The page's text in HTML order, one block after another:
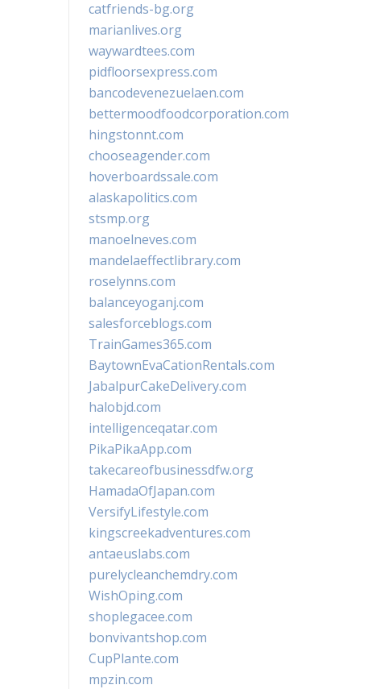
catfriends-bg.org
marianlives.org
waywardtees.com
pidfloorsexpress.com
bancodevenezuelaen.com
bettermoodfoodcorporation.com
hingstonnt.com
chooseagender.com
hoverboardssale.com
alaskapolitics.com
stsmp.org
manoelneves.com
mandelaeffectlibrary.com
roselynns.com
balanceyoganj.com
salesforceblogs.com
TrainGames365.com
BaytownEvaCationRentals.com
JabalpurCakeDelivery.com
halobjd.com
intelligenceqatar.com
PikaPikaApp.com
takecareofbusinessdfw.org
HamadaOfJapan.com
VersifyLifestyle.com
kingscreekadventures.com
antaeuslabs.com
purelycleanchemdry.com
WishOping.com
shoplegacee.com
bonvivantshop.com
CupPlante.com
mpzin.com